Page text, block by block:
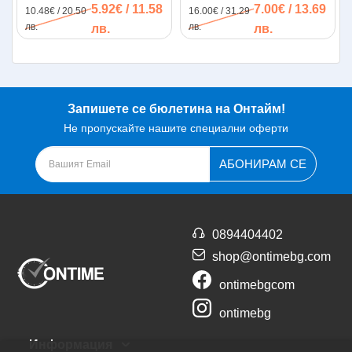
трептене и сенки.
Възползвайте се от предимствата на LED светлините –
се насладите на декоративния аспект на шестоъгълното
осветление на системата AR-HGL-0016F-1.
10.48€ / 20.50
лв.
5.92€ / 11.58
лв.
16.00€ / 31.29
лв.
7.00€ / 13.69
лв.
Запишете се бюлетина на Онтайм!
Не пропускайте нашите специални оферти
АБОНИРАМ СЕ
0894404402
shop@ontimebg.com
ontimebgcom
ontimebg
Информация